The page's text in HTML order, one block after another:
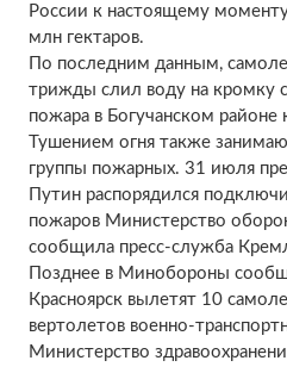
России к настоящему
млн гектаров.
По последним данным,
трижды слил воду на кромку
пожара в Богучанском районе
Тушением огня также
группы пожарных. 31 июля
Путин распорядился
пожаров Министерство
сообщила пресс-служба
Позднее в Минобороны
Красноярск вылетят 10
вертолетов военно-
Министерство